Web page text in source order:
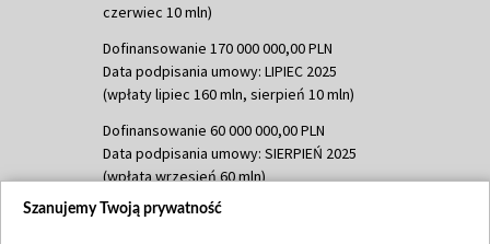
czerwiec 10 mln)
Dofinansowanie 170 000 000,00 PLN
Data podpisania umowy: LIPIEC 2025
(wpłaty lipiec 160 mln, sierpień 10 mln)
Dofinansowanie 60 000 000,00 PLN
Data podpisania umowy: SIERPIEŃ 2025
(wpłata wrzesień 60 mln)
Dofinansowanie 635 783 051,21 PLN
Szanujemy Twoją prywatność